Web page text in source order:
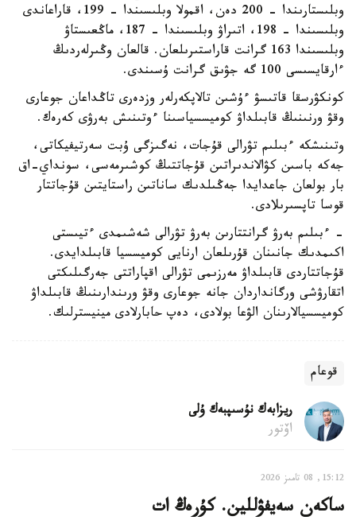
وبلىستارىندا – 200 دەن، اقمولا وبلىسىندا – 199، قاراعاندى
وبلىسىندا – 198، اتىراۋ وبلىسىندا – 187، ماڭعىستاۋ
وبلىسىندا 163 گرانت قاراستىرىلعان. قالعان وڭىرلەردىڭ
ءارقايسىسى 100 گە جۋىق گرانت ۇسىندى.
كونكۋرسقا قاتىسۋ ءۇشىن تالاپكەرلەر وزدەرى تاڭداعان جوعارى
وقۋ ورنىنىڭ قابىلداۋ كوميسسياسىنا ءوتىنىش بەرۋى كەرەك.
وتىنىشكە ءبىلىم تۋرالى قۇجات، نەگىزگى ۇبت سەرتيفيكاتى،
جەكە باسىن كۋالاندىراتىن قۇجاتتىڭ كوشىرمەسى، سونداي-اق
بار بولعان جاعدايدا جەڭىلدىك ساناتىن راستايتىن قۇجاتتار
قوسا تاپسىرىلادى.
- ءبىلىم بەرۋ گرانتتارىن بەرۋ تۋرالى شەشىمدى ءتيىستى
اكىمدىك جانىنان قۇرىلعان ارنايى كوميسسيا قابىلدايدى.
قۇجاتتاردى قابىلداۋ مەرزىمى تۋرالى اقپاراتتى جەرگىلىكتى
اتقارۋشى ورگانداردان جانە جوعارى وقۋ ورىندارىنىڭ قابىلداۋ
كوميسسيالارىنان الۋعا بولادى، دەپ حابارلادى مينيسترلىك.
قوعام
ريزابەك نۇسىپبەك ۇلى
اۆتور
15:12, 08 تامىز 2026
ساكەن سەيفۋللين. كۇرەڭ ات